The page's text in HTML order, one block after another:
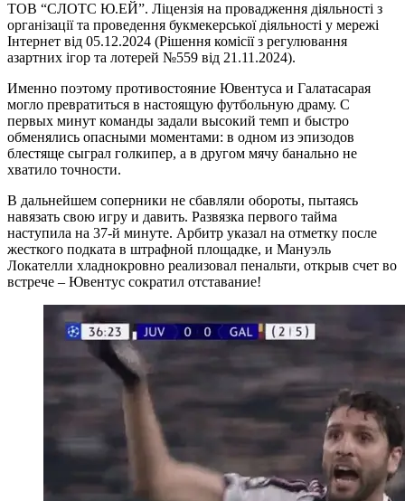
ТОВ “СЛОТС Ю.ЕЙ”. Ліцензія на провадження діяльності з
організації та проведення букмекерської діяльності у мережі
Інтернет від 05.12.2024 (Рішення комісії з регулювання
азартних ігор та лотерей №559 від 21.11.2024).
Именно поэтому противостояние Ювентуса и Галатасарая
могло превратиться в настоящую футбольную драму. С
первых минут команды задали высокий темп и быстро
обменялись опасными моментами: в одном из эпизодов
блестяще сыграл голкипер, а в другом мячу банально не
хватило точности.
В дальнейшем соперники не сбавляли обороты, пытаясь
навязать свою игру и давить. Развязка первого тайма
наступила на 37-й минуте. Арбитр указал на отметку после
жесткого подката в штрафной площадке, и Мануэль
Локателли хладнокровно реализовал пенальти, открыв счет во
встрече – Ювентус сократил отставание!